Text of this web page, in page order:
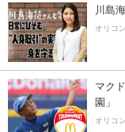
川島
オリコ
マク
園」
オリコ